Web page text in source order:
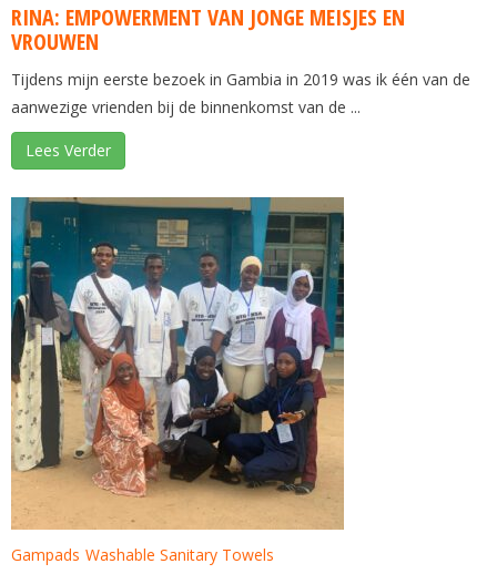
RINA: EMPOWERMENT VAN JONGE MEISJES EN
VROUWEN
Tijdens mijn eerste bezoek in Gambia in 2019 was ik één van de
aanwezige vrienden bij de binnenkomst van de ...
Lees Verder
Gampads Washable Sanitary Towels